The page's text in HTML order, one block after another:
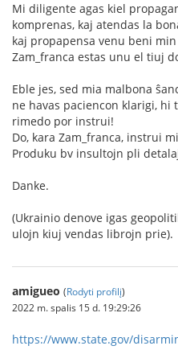
Mi diligente agas kiel
komprenas, kaj atendas la
kaj propapensa venu beni
Zam_franca estas unu el tiuj
Eble jes, sed mia malbona
ne havas paciencon klarigi, hi
rimedo por instrui!
Do, kara Zam_franca, instrui
Produku bv insultojn pli
Danke.
(Ukrainio denove igas
ulojn kiuj vendas librojn prie).
amigueo (Rodyti profilį)
2022 m. spalis 15 d. 19:29:26
https://www.state.gov/